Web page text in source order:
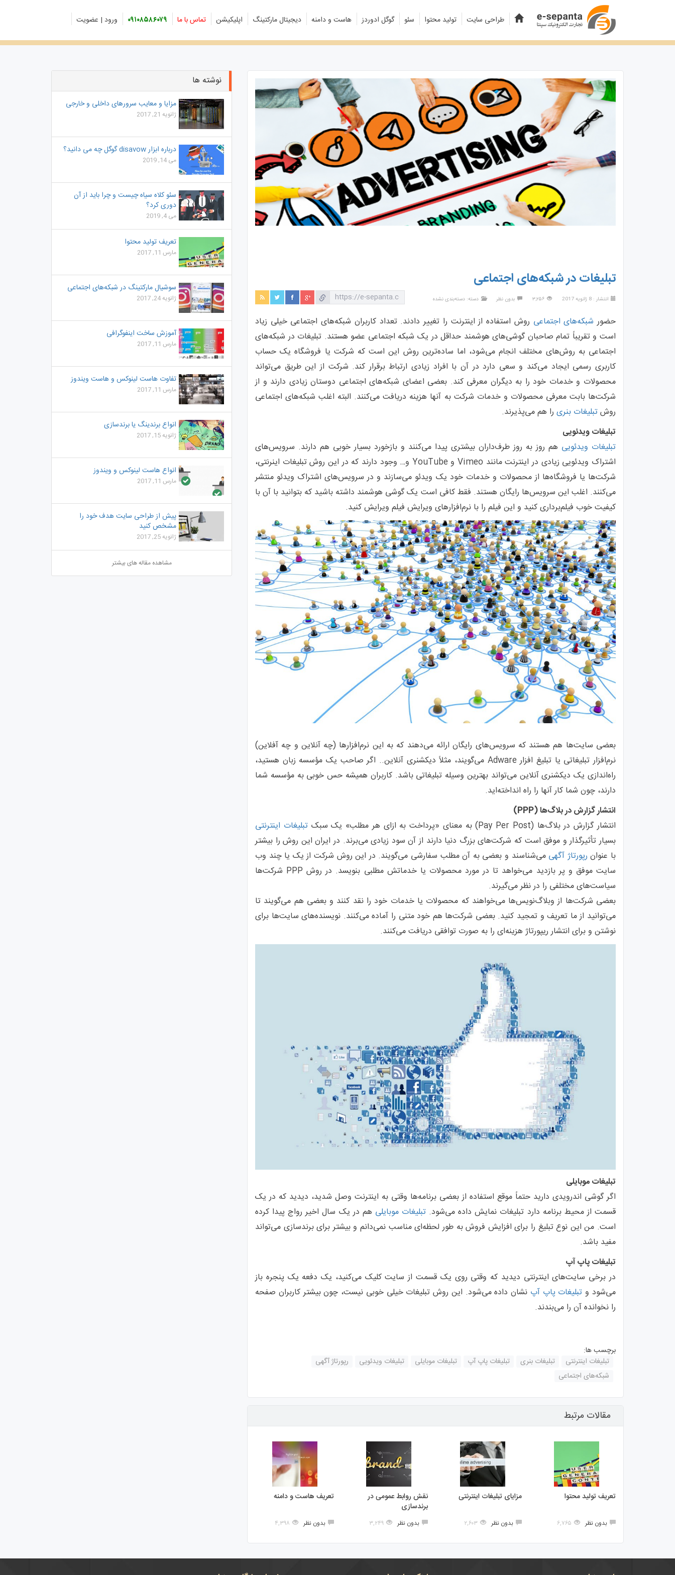
طراحی سایت تولید محتوا سئو گوگل ادوردز هاست و دامنه دیجیتال مارکتینگ اپلیکیشن تماس با ما ۰۹۱۰۸۵۸۶۰۷۹ ورود | عضویت
تبلیغات در شبکه‌های اجتماعی
انتشار : 8 ژانویه 2017 ۳,۲۵۶ بدون نظر دسته: دسته‌بندی نشده
حضور شبکه‌های اجتماعی روش استفاده از اینترنت را تغییر دادند. تعداد کاربران شبکه‌های اجتماعی خیلی زیاد
است و تقریباً تمام صاحبان گوشی‌های هوشمند حداقل در یک شبکه اجتماعی عضو هستند. تبلیغات در شبکه‌های
اجتماعی به روش‌های مختلف انجام می‌شود، اما ساده‌ترین روش این است که شرکت یا فروشگاه یک حساب
کاربری رسمی ایجاد می‌کند و سعی دارد در آن با افراد زیادی ارتباط برقرار کند. شرکت از این طریق می‌تواند
محصولات و خدمات خود را به دیگران معرفی کند. بعضی اعضای شبکه‌های اجتماعی دوستان زیادی دارند و از
شرکت‌ها بابت معرفی محصولات و خدمات شرکت به آنها هزینه دریافت می‌کنند. البته اغلب شبکه‌های اجتماعی
روشتبلیغات بنری را هم می‌پذیرند.
تبلیغات ویدئویی
تبلیغات ویدئویی هم روز به روز طرف‌داران بیشتری پیدا می‌کنند و بازخورد بسیار خوبی هم دارند. سرویس‌های
اشتراک ویدئویی زیادی در اینترنت مانند Vimeo و YouTube و… وجود دارند که در این روش تبلیغات اینرنتی،
شرکت‌ها یا فروشگاه‌ها از محصولات و خدمات خود یک ویدئو می‌سازند و در سرویس‌های اشتراک ویدئو منتشر
می‌کنند. اغلب این سرویس‌ها رایگان هستند. فقط کافی است یک گوشی هوشمند داشته باشید که بتوانید با آن با
کیفیت خوب فیلم‌برداری کنید و این فیلم را با نرم‌افزار‌های ویرایش فیلم ویرایش کنید.
بعضی سایت‌ها هم هستند که سرویس‌های رایگان ارائه می‌دهند که به این نرم‌افزارها (چه آنلاین و چه آفلاین)
نرم‌افزار تبلیغاتی یا تبلیغ افزار Adware می‌گویند، مثلاً دیکشنری آنلاین.. اگر صاحب یک مؤسسه زبان هستید،
راه‌اندازی یک دیکشنری آنلاین می‌تواند بهترین وسیله تبلیغاتی باشد. کاربران همیشه حس خوبی به مؤسسه شما
دارند، چون شما کار آنها را راه انداخته‌اید.
انتشار گزارش در بلاگ‌ها (PPP)
انتشار گزارش در بلاگ‌ها (Pay Per Post) به معنای «پرداخت به ازای هر مطلب» یک سبک
تبلیغات اینترنتی
بسیار تأثیرگذار و موفق است که شرکت‌های بزرگ دنیا دارند از آن سود زیادی می‌برند. در ایران این روش را بیشتر
با عنوان رپورتاژ آگهی می‌شناسند و بعضی به آن مطلب سفارشی می‌گویند. در این روش شرکت از یک یا چند وب
سایت موفق و پر بازدید می‌خواهد تا در مورد محصولات یا خدماتش مطلبی بنویسد. در روش PPP شرکت‌ها
سیاست‌های مختلفی را در نظر می‌گیرند.
بعضی شرکت‌ها از وبلاگ‌نویس‌ها می‌خواهند که محصولات یا خدمات خود را نقد کنند و بعضی هم می‌گویند تا
می‌توانید از ما تعریف و تمجید کنید. بعضی شرکت‌ها هم خود متنی را آماده می‌کنند. نویسنده‌های سایت‌ها برای
نوشتن و برای انتشار ریپورتاژ هزینه‌ای را به صورت توافقی دریافت می‌کنند.
تبلیغات موبایلی
اگر گوشی اندرویدی دارید حتماً موقع استفاده از بعضی برنامه‌ها وقتی به اینترنت وصل شدید، دیدید که در یک
قسمت از محیط برنامه دارد تبلیغات نمایش داده می‌شود. تبلیغات موبایلی هم در یک سال اخیر رواج پیدا کرده
است. من این نوع تبلیغ را برای افزایش فروش به طور لحظه‌ای مناسب نمی‌دانم و بیشتر برای برندسازی می‌تواند
مفید باشد.
تبلیغات پاپ آپ
در برخی سایت‌های اینترنتی دیدید که وقتی روی یک قسمت از سایت کلیک می‌کنید، یک دفعه یک پنجره باز
می‌شود و تبلیغات پاپ آپ نشان داده می‌شود. این روش تبلیغات خیلی خوبی نیست، چون بیشتر کاربران صفحه
را نخوانده آن را می‌بندند.
برچسب ها:
تبلیغات اینترنتی
تبلیغات بنری تبلیغات پاپ آپ تبلیغات موبایلی تبلیغات ویدئویی
رپورتاژ آگهی
شبکه‌های اجتماعی
مقالات مرتبط
تعریف تولید محتوا
بدون نظر ۶,۷۶۵
مزایای تبلیغات اینترنتی
بدون نظر ۲,۶۰۳
نقش روابط عمومی در
برندسازی
بدون نظر ۳,۲۴۹
تعریف هاست و دامنه
بدون نظر ۴,۳۹۸
نوشته ها
مزایا و معایب سرورهای داخلی و خارجی
ژانویه 21, 2017
درباره ابزار disavow گوگل چه می دانید؟
می 14, 2019
سئو کلاه سیاه چیست و چرا باید از آن
دوری کرد؟
می 4, 2019
تعریف تولید محتوا
مارس 11, 2017
سوشیال مارکتینگ در شبکه‌های اجتماعی
ژانویه 24, 2017
آموزش ساخت اینفوگرافی
مارس 11, 2017
تفاوت هاست لینوکس و هاست ویندوز
مارس 11, 2017
انواع برندینگ یا برندسازی
ژانویه 15, 2017
انواع هاست لینوکس و ویندوز
مارس 11, 2017
پیش از طراحی سایت هدف خود را
مشخص کنید
ژانویه 25, 2017
مشاهده مقاله های بیشتر